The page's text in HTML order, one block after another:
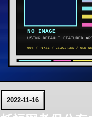
2022-11-16